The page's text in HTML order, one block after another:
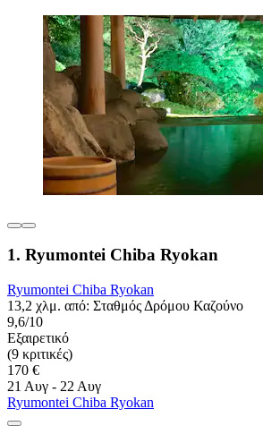
1. Ryumontei Chiba Ryokan
Ryumontei Chiba Ryokan
13,2 χλμ. από: Σταθμός Δρόμου Καζούνο
9,6/10
Εξαιρετικό
(9 κριτικές)
170 €
21 Αυγ - 22 Αυγ
Ryumontei Chiba Ryokan